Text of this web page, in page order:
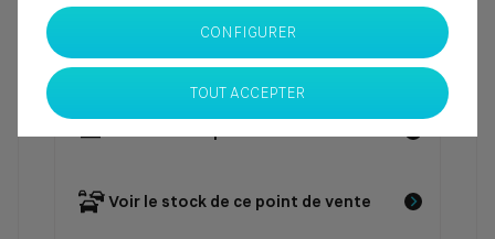
CONTACTEZ NOUS PAR
TÉLÉPHONE
Contacter le point de vente
Voir le stock de ce point de vente
CONFIGURER
TOUT ACCEPTER